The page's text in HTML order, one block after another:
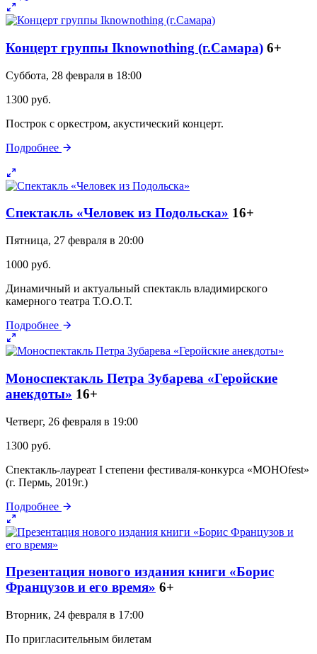
Концерт группы Iknownothing (г.Самара) 6+
Суббота, 28 февраля в 18:00
1300 руб.
Построк с оркестром, акустический концерт.
Подробнее
Спектакль «Человек из Подольска» 16+
Пятница, 27 февраля в 20:00
1000 руб.
Динамичный и актуальный спектакль владимирского
камерного театра Т.О.О.Т.
Подробнее
Моноспектакль Петра Зубарева «Геройские
анекдоты» 16+
Четверг, 26 февраля в 19:00
1300 руб.
Спектакль-лауреат I степени фестиваля-конкурса «MOНОfest»
(г. Пермь, 2019г.)
Подробнее
Презентация нового издания книги «Борис
Французов и его время» 6+
Вторник, 24 февраля в 17:00
По пригласительным билетам